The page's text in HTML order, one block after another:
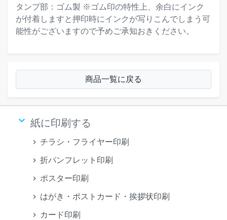
タンプ部：ゴム製 ※ゴム印の特性上、余白にインク
が付着しますと押印時にインクが写りこんでしまう可
能性がございますので予めご承知おきください。
商品一覧に戻る
keyboard_arrow_down 紙に印刷する
チラシ・フライヤー印刷
折パンフレット印刷
ポスター印刷
はがき・ポストカード・挨拶状印刷
カード印刷